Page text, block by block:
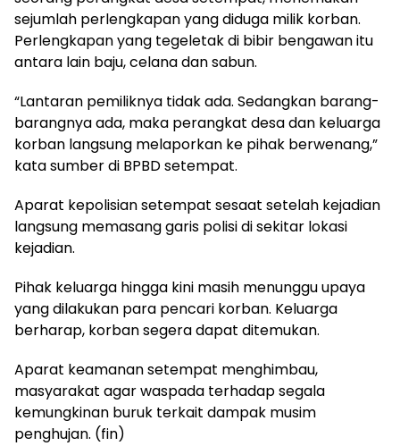
sejumlah perlengkapan yang diduga milik korban.
Perlengkapan yang tegeletak di bibir bengawan itu
antara lain baju, celana dan sabun.
“Lantaran pemiliknya tidak ada. Sedangkan barang-
barangnya ada, maka perangkat desa dan keluarga
korban langsung melaporkan ke pihak berwenang,”
kata sumber di BPBD setempat.
Aparat kepolisian setempat sesaat setelah kejadian
langsung memasang garis polisi di sekitar lokasi
kejadian.
Pihak keluarga hingga kini masih menunggu upaya
yang dilakukan para pencari korban. Keluarga
berharap, korban segera dapat ditemukan.
Aparat keamanan setempat menghimbau,
masyarakat agar waspada terhadap segala
kemungkinan buruk terkait dampak musim
penghujan. (fin)